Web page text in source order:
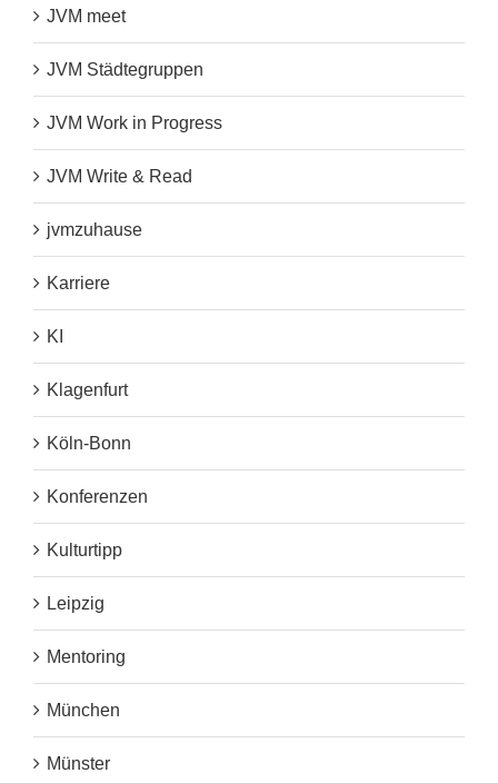
JVM meet
JVM Städtegruppen
JVM Work in Progress
JVM Write & Read
jvmzuhause
Karriere
KI
Klagenfurt
Köln-Bonn
Konferenzen
Kulturtipp
Leipzig
Mentoring
München
Münster